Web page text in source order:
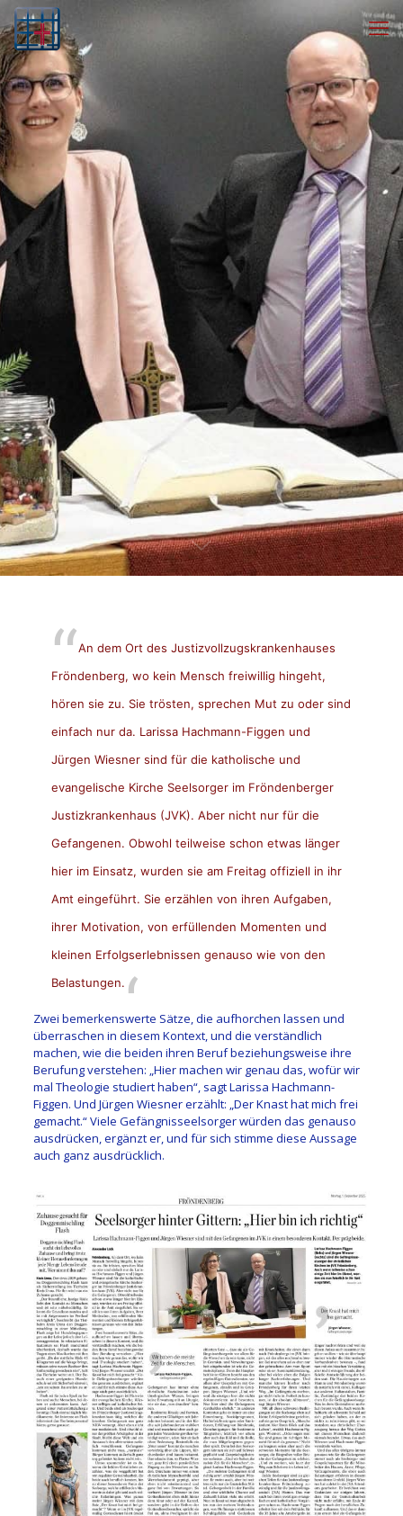
An dem Ort des Justizvollzugskrankenhauses
Fröndenberg, wo kein Mensch freiwillig hingeht,
hören sie zu. Sie trösten, sprechen Mut zu oder sind
einfach nur da. Larissa Hachmann-Figgen und
Jürgen Wiesner sind für die katholische und
evangelische Kirche Seelsorger im Fröndenberger
Justizkrankenhaus (JVK). Aber nicht nur für die
Gefangenen. Obwohl teilweise schon etwas länger
hier im Einsatz, wurden sie am Freitag offiziell in ihr
Amt eingeführt. Sie erzählen von ihren Aufgaben,
ihrer Motivation, von erfüllenden Momenten und
kleinen Erfolgserlebnissen genauso wie von den
Belastungen.
Zwei bemerkenswerte Sätze, die aufhorchen lassen und
überraschen in diesem Kontext, und die verständlich
machen, wie die beiden ihren Beruf beziehungsweise ihre
Berufung verstehen: „Hier machen wir genau das, wofür wir
mal Theologie studiert haben“, sagt Larissa Hachmann-
Figgen. Und Jürgen Wiesner erzählt: „Der Knast hat mich frei
gemacht.“ Viele Gefängnisseelsorger würden das genauso
ausdrücken, ergänzt er, und für sich stimme diese Aussage
auch ganz ausdrücklich.